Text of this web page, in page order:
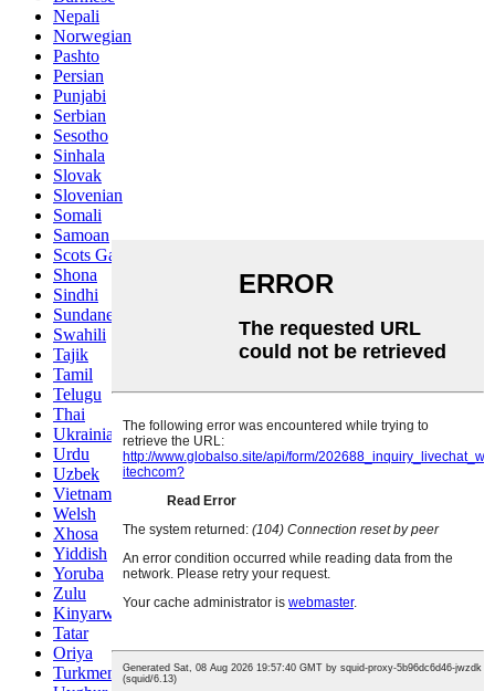
Nepali
Norwegian
Pashto
Persian
Punjabi
Serbian
Sesotho
Sinhala
Slovak
Slovenian
Somali
Samoan
Scots Gaelic
Shona
Sindhi
Sundanese
Swahili
Tajik
Tamil
Telugu
Thai
Ukrainian
Urdu
Uzbek
Vietnamese
Welsh
Xhosa
Yiddish
Yoruba
Zulu
Kinyarwanda
Tatar
Oriya
Turkmen